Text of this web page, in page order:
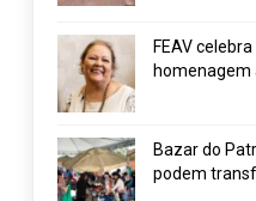
FEAV
homenagem
Bazar do
podem